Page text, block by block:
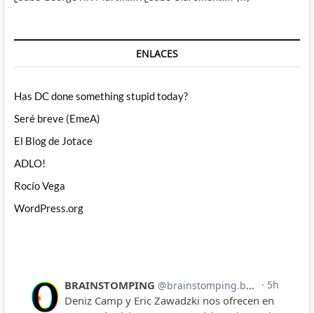
ENLACES
Has DC done something stupid today?
Seré breve (EmeA)
El Blog de Jotace
ADLO!
Rocío Vega
WordPress.org